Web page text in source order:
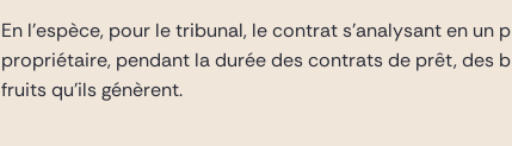
En l’espèce, pour le tribunal, le contrat s’analysant en
propriétaire, pendant la durée des contrats de prêt, des
fruits qu’ils génèrent.